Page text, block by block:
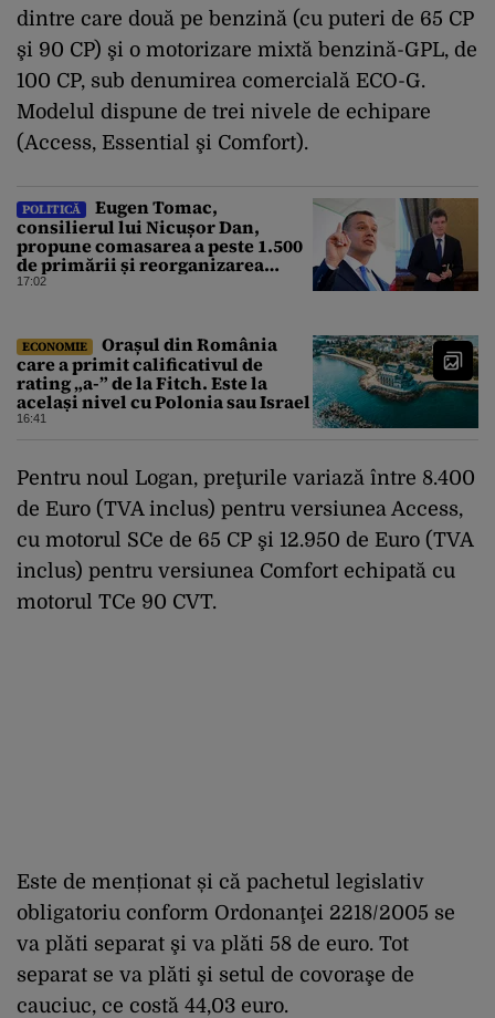
dintre care două pe benzină (cu puteri de 65 CP
şi 90 CP) şi o motorizare mixtă benzină-GPL, de
100 CP, sub denumirea comercială ECO-G.
Modelul dispune de trei nivele de echipare
(Access, Essential şi Comfort).
POLITICĂ
Eugen Tomac,
consilierul lui Nicușor Dan,
propune comasarea a peste 1.500
de primării și reorganizarea
administrativă a județelor
17:02
ECONOMIE
Orașul din România
care a primit calificativul de
rating „a-” de la Fitch. Este la
același nivel cu Polonia sau Israel
16:41
Pentru noul Logan, preţurile variază între 8.400
de Euro (TVA inclus) pentru versiunea Access,
cu motorul SCe de 65 CP şi 12.950 de Euro (TVA
inclus) pentru versiunea Comfort echipată cu
motorul TCe 90 CVT.
Este de menționat și că pachetul legislativ
obligatoriu conform Ordonanţei 2218/2005 se
va plăti separat şi va plăti 58 de euro. Tot
separat se va plăti şi setul de covoraşe de
cauciuc, ce costă 44,03 euro.